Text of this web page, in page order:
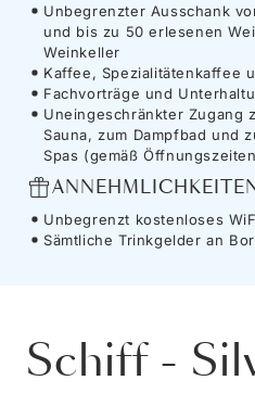
Unbegrenzter Ausschank
und bis zu 50 erlesenen
Weinkeller
Kaffee, Spezialitätenkaffee
Fachvorträge und
Uneingeschränkter Zugang
Sauna, zum Dampfbad und
Spas (gemäß
Unbegrenzt kostenloses
Sämtliche Trinkgelder an
Schiff-